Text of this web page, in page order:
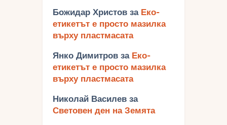
Божидар Христов за Еко-
етикетът е просто мазилка
върху пластмасата
Янко Димитров за Еко-
етикетът е просто мазилка
върху пластмасата
Николай Василев за
Световен ден на Земята